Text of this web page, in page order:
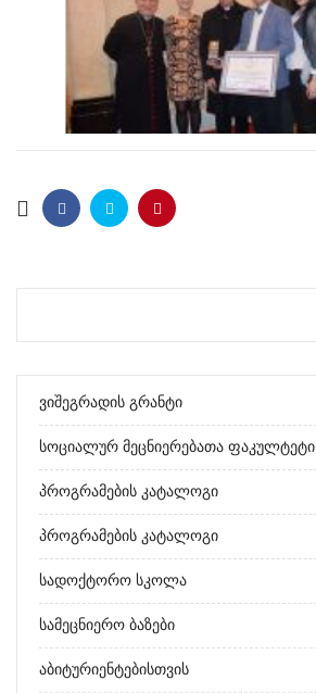
Ვიშეგრადის Გრანტი
Სოციალურ Მეცნიერებათა Ფაკულტეტი
Პროგრამების Კატალოგი
Პროგრამების Კატალოგი
Სადოქტორო Სკოლა
Სამეცნიერო Ბაზები
Აბიტურიენტებისთვის